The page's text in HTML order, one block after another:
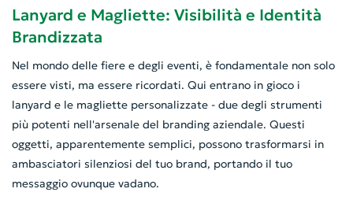
Lanyard e Magliette: Visibilità e Identità
Brandizzata
Nel mondo delle fiere e degli eventi, è fondamentale non solo
essere visti, ma essere ricordati. Qui entrano in gioco i
lanyard e le magliette personalizzate - due degli strumenti
più potenti nell'arsenale del branding aziendale. Questi
oggetti, apparentemente semplici, possono trasformarsi in
ambasciatori silenziosi del tuo brand, portando il tuo
messaggio ovunque vadano.